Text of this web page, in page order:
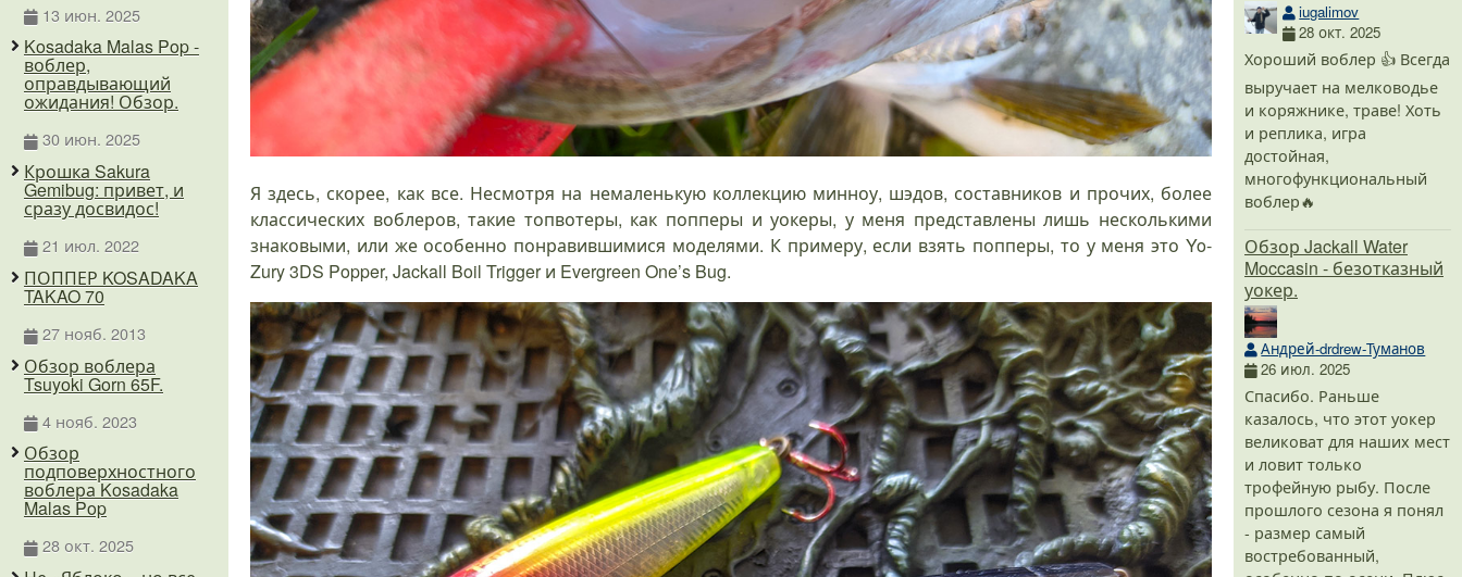
Я здесь, скорее, как все. Несмотря на немаленькую коллекцию минноу, шэдов, составников и прочих, более
классических воблеров, такие топвотеры, как попперы и уокеры, у меня представлены лишь несколькими
знаковыми, или же особенно понравившимися моделями. К примеру, если взять попперы, то у меня это Yo-
Zury 3DS Popper, Jackall Boil Trigger и Evergreen One’s Bug.
13 июн. 2025
Kosadaka Malas Pop -
воблер,
оправдывающий
ожидания! Обзор.
30 июн. 2025
Крошка Sakura
Gemibug: привет, и
сразу досвидос!
21 июл. 2022
ПОППЕР KOSADAKA
TAKAO 70
27 нояб. 2013
Обзор воблера
Tsuyoki Gorn 65F.
4 нояб. 2023
Обзор
подповерхностного
воблера Kosadaka
Malas Pop
28 окт. 2025
iugalimov
28 окт. 2025
Хороший воблер 👍 Всегда
выручает на мелководье
и коряжнике, траве! Хоть
и реплика, игра
достойная,
многофункциональный
воблер🔥
Обзор Jackall Water
Moccasin - безотказный
уокер.
Андрей-drdrew-Туманов
26 июл. 2025
Спасибо. Раньше
казалось, что этот уокер
великоват для наших мест
и ловит только
трофейную рыбу. После
прошлого сезона я понял
- размер самый
востребованный,